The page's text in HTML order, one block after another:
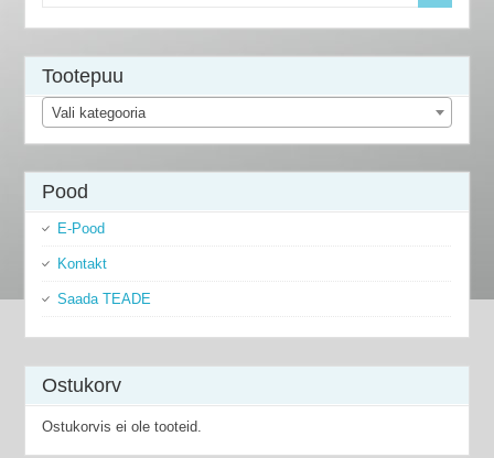
Tootepuu
Vali kategooria
Pood
E-Pood
Kontakt
Saada TEADE
Ostukorv
Ostukorvis ei ole tooteid.